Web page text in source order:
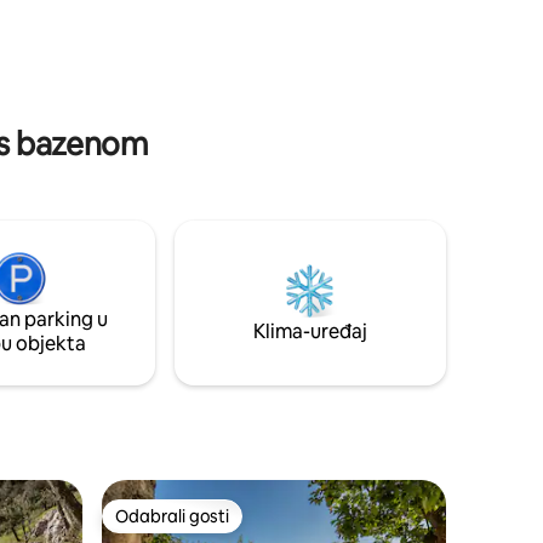
bazenom
parking u
objekta
Klima-uređaj
„Odabrali gosti”
Odabrali gosti
Odabrali gosti